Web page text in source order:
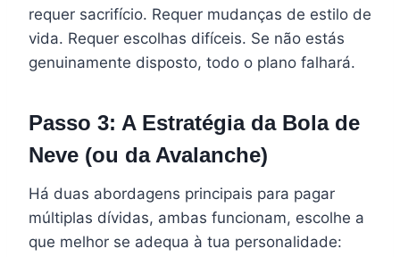
requer sacrifício. Requer mudanças de estilo de
vida. Requer escolhas difíceis. Se não estás
genuinamente disposto, todo o plano falhará.
Passo 3: A Estratégia da Bola de
Neve (ou da Avalanche)
Há duas abordagens principais para pagar
múltiplas dívidas, ambas funcionam, escolhe a
que melhor se adequa à tua personalidade: